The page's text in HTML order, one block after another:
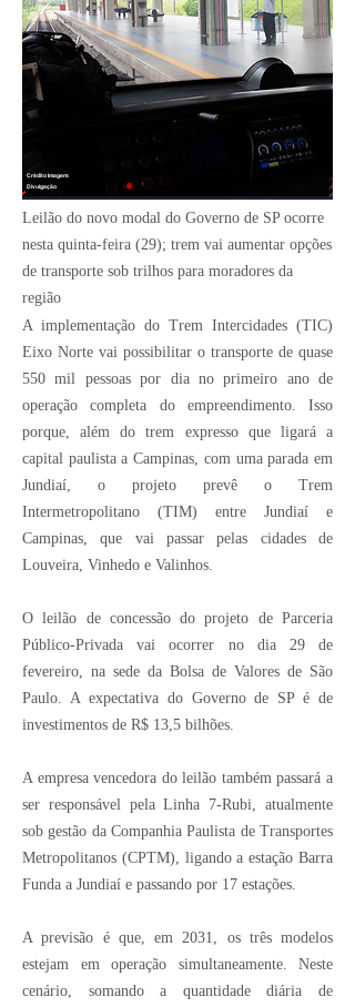
Divulgação
Crédito Imagem:
Leilão do novo modal do Governo de SP ocorre
nesta quinta-feira (29); trem vai aumentar opções
de transporte sob trilhos para moradores da
região
A implementação do Trem Intercidades (TIC)
Eixo Norte vai possibilitar o transporte de quase
550 mil pessoas por dia no primeiro ano de
operação completa do empreendimento. Isso
porque, além do trem expresso que ligará a
capital paulista a Campinas, com uma parada em
Jundiaí, o projeto prevê o Trem
Intermetropolitano (TIM) entre Jundiaí e
Campinas, que vai passar pelas cidades de
Louveira, Vinhedo e Valinhos.
O leilão de concessão do projeto de Parceria
Público-Privada vai ocorrer no dia 29 de
fevereiro, na sede da Bolsa de Valores de São
Paulo. A expectativa do Governo de SP é de
investimentos de R$ 13,5 bilhões.
A empresa vencedora do leilão também passará a
ser responsável pela Linha 7-Rubi, atualmente
sob gestão da Companhia Paulista de Transportes
Metropolitanos (CPTM), ligando a estação Barra
Funda a Jundiaí e passando por 17 estações.
A previsão é que, em 2031, os três modelos
estejam em operação simultaneamente. Neste
cenário, somando a quantidade diária de